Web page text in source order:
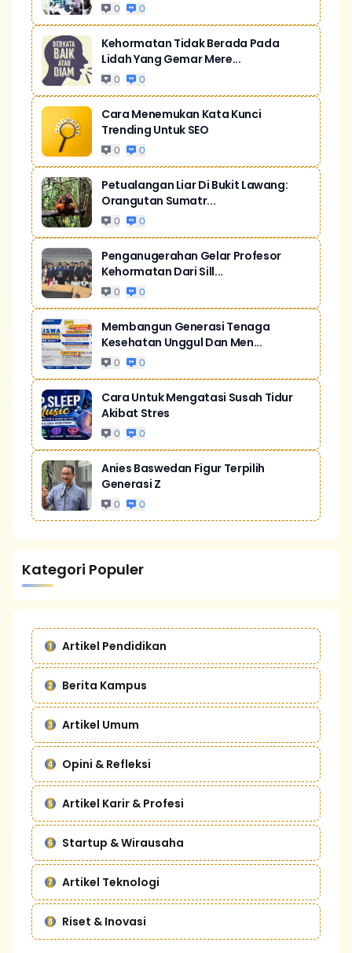
0 0
Kehormatan Tidak Berada Pada
Lidah Yang Gemar Mere...
0 0
Cara Menemukan Kata Kunci
Trending Untuk SEO
0 0
Petualangan Liar Di Bukit Lawang:
Orangutan Sumatr...
0 0
Penganugerahan Gelar Profesor
Kehormatan Dari Sill...
0 0
Membangun Generasi Tenaga
Kesehatan Unggul Dan Men...
0 0
Cara Untuk Mengatasi Susah Tidur
Akibat Stres
0 0
Anies Baswedan Figur Terpilih
Generasi Z
0 0
Kategori Populer
Artikel Pendidikan
Berita Kampus
Artikel Umum
Opini & Refleksi
Artikel Karir & Profesi
Startup & Wirausaha
Artikel Teknologi
Riset & Inovasi